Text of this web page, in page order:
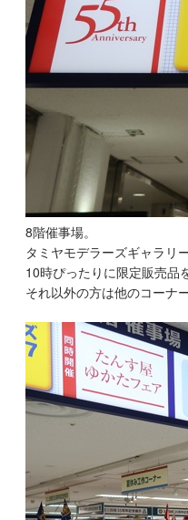
8階催事場。
タミヤモデラーズギャラリ
10時ぴったりに限定販売品
それ以外の方は他のコーナ